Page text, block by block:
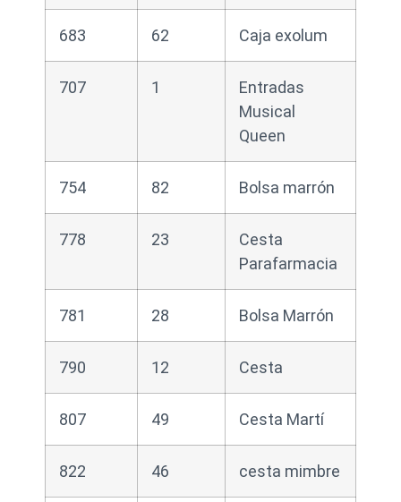
683 62 Caja exolum
707 1
Entradas
Musical
Queen
754 82 Bolsa marrón
778 23
Cesta
Parafarmacia
781 28 Bolsa Marrón
790 12 Cesta
807 49 Cesta Martí
822 46 cesta mimbre